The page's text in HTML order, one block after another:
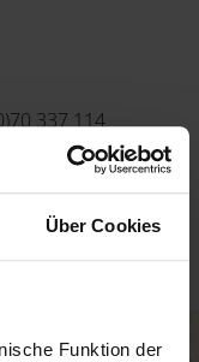
Über Cookies
Funktion der
337 114